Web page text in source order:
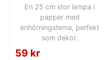
En 25 cm stor lampa i
papper med
enhörningstema, perfekt
som dekor.
59 kr